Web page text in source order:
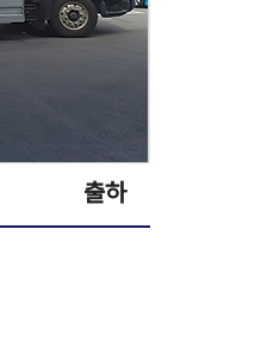
출하